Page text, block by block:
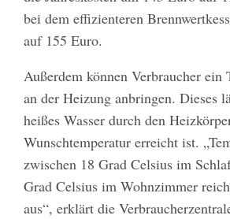
bei dem effizienteren
auf 155 Euro.
Außerdem können Verbraucher ein
an der Heizung anbringen. Dieses
heißes Wasser durch den
Wunschtemperatur erreicht ist.
zwischen 18 Grad Celsius im
Grad Celsius im Wohnzimmer
aus“, erklärt die